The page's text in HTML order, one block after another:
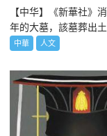
【中华】《新華社》
年的大墓，該墓葬出
中華 人文